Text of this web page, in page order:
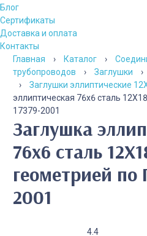
Блог
Сертификаты
Доставка и оплата
Контакты
Главная
› Каталог ›
трубопроводов
› Заглушки ›
›
Заглушки эллиптические
эллиптическая 76х6 сталь
17379-2001
Заглушка эллиптическая
76х6 сталь
геометрией по
2001
4.4